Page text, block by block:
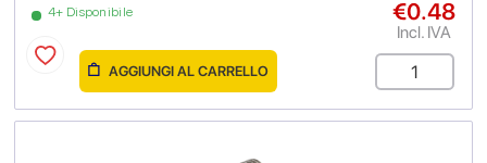
4+ Disponibile €0.48
Incl. IVA
AGGIUNGI AL CARRELLO